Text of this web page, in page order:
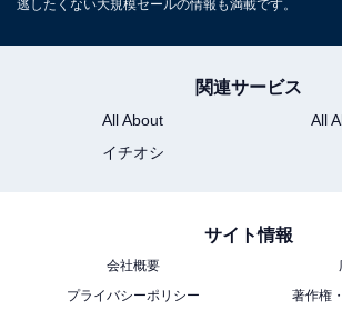
料金
大人1名（参考価格）：2万3100円
※料金は公式Webサイト参考価格
※プラン・部屋により価格は変動します
※プランにより時間が異なる可能性が
逃したくない大規模セールの情報も満載です。
関連サービス
All About
All
イチオシ
サイト情報
会社概要
プライバシーポリシー
著作権